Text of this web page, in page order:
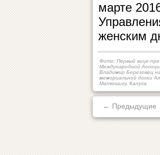
марте
женским
Фото: Первый вице-
Международной
Владимир Березовец
мемориальной доски
Матюшигу, Калуга
← Предыдущие